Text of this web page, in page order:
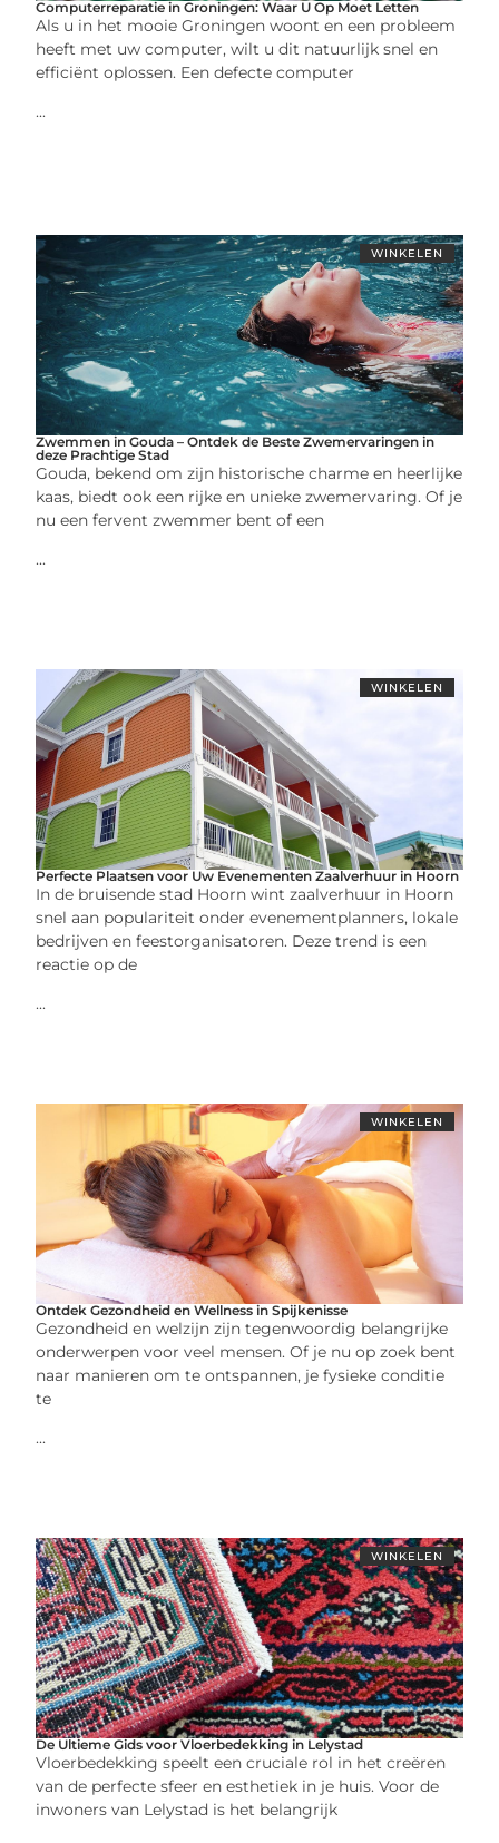
Computerreparatie in Groningen: Waar U Op Moet Letten
Als u in het mooie Groningen woont en een probleem
heeft met uw computer, wilt u dit natuurlijk snel en
efficiënt oplossen. Een defecte computer
...
WINKELEN
Zwemmen in Gouda – Ontdek de Beste Zwemervaringen in
deze Prachtige Stad
Gouda, bekend om zijn historische charme en heerlijke
kaas, biedt ook een rijke en unieke zwemervaring. Of je
nu een fervent zwemmer bent of een
...
WINKELEN
Perfecte Plaatsen voor Uw Evenementen Zaalverhuur in Hoorn
In de bruisende stad Hoorn wint zaalverhuur in Hoorn
snel aan populariteit onder evenementplanners, lokale
bedrijven en feestorganisatoren. Deze trend is een
reactie op de
...
WINKELEN
Ontdek Gezondheid en Wellness in Spijkenisse
Gezondheid en welzijn zijn tegenwoordig belangrijke
onderwerpen voor veel mensen. Of je nu op zoek bent
naar manieren om te ontspannen, je fysieke conditie
te
...
WINKELEN
De Ultieme Gids voor Vloerbedekking in Lelystad
Vloerbedekking speelt een cruciale rol in het creëren
van de perfecte sfeer en esthetiek in je huis. Voor de
inwoners van Lelystad is het belangrijk